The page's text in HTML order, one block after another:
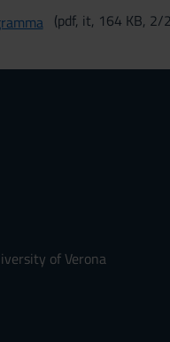
(pdf, it, 164 KB, 2/
of Verona